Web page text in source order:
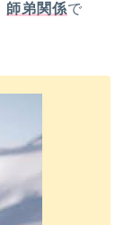
師弟関係で